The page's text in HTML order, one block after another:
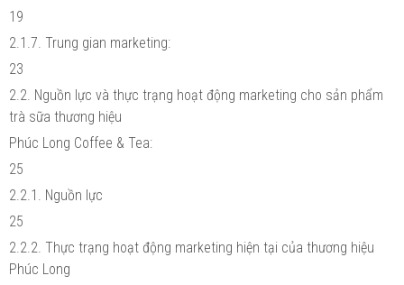
19
2.1.7. Trung gian marketing:
23
2.2. Nguồn lực và thực trạng hoạt động marketing cho sản phẩm
trà sữa thương hiệu
Phúc Long Coffee & Tea:
25
2.2.1. Nguồn lực
25
2.2.2. Thực trạng hoạt động marketing hiện tại của thương hiệu
Phúc Long